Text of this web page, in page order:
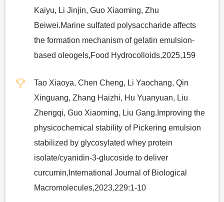
Kaiyu, Li Jinjin, Guo Xiaoming, Zhu
Beiwei.Marine sulfated polysaccharide affects
the formation mechanism of gelatin emulsion-
based oleogels,Food Hydrocolloids,2025,159
Tao Xiaoya, Chen Cheng, Li Yaochang, Qin
Xinguang, Zhang Haizhi, Hu Yuanyuan, Liu
Zhengqi, Guo Xiaoming, Liu Gang.Improving the
physicochemical stability of Pickering emulsion
stabilized by glycosylated whey protein
isolate/cyanidin-3-glucoside to deliver
curcumin,International Journal of Biological
Macromolecules,2023,229:1-10